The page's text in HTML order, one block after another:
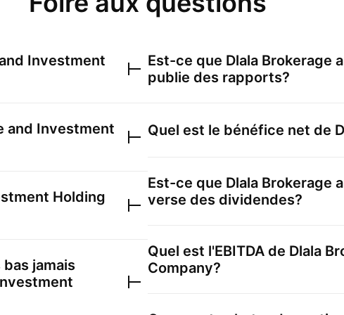
Investment
and Investment
Holding
jamais
Est-ce que Dlala Brokerage
publie des rapports?
Quel est le bénéfice net de
Est-ce que Dlala Brokerage
verse des dividendes?
Quel est l'EBITDA de Dlala
Company?